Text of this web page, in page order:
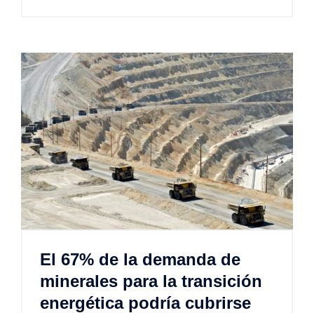
El 67% de la demanda de
minerales para la transición
energética podría cubrirse